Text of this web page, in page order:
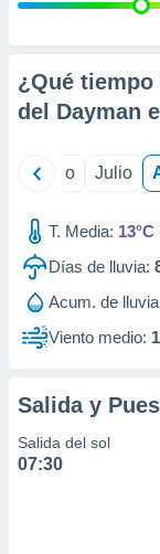
e
mediante
publicidad
de
1199
¿Qué tiempo
del Dayman
Junio Julio
T. Media: 13°C
Días de lluvia:
Acum. de
Viento medio:
Salida y
Salida del sol
07:30